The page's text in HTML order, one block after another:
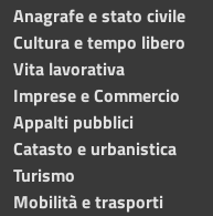
Anagrafe e stato civile
Cultura e tempo libero
Vita lavorativa
Imprese e Commercio
Appalti pubblici
Catasto e urbanistica
Turismo
Mobilità e trasporti